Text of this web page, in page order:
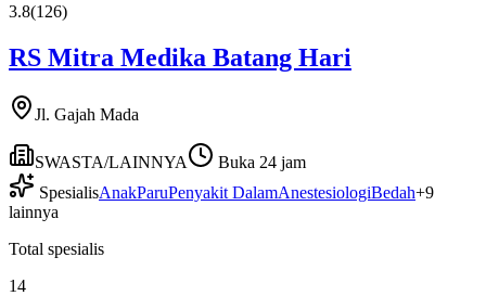
3.8(126)
RS Mitra Medika Batang Hari
Jl. Gajah Mada
SWASTA/LAINNYA
Buka 24 jam
SpesialisAnakParuPenyakit DalamAnestesiologiBedah+9
lainnya
Total spesialis
14